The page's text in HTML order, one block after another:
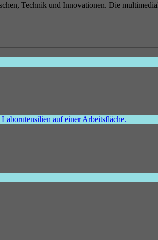
Technik und Innovationen. Die